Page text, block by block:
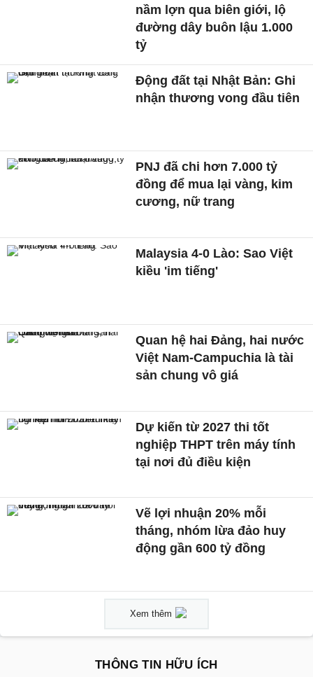
nầm lợn qua biên giới, lộ
đường dây buôn lậu 1.000
tỷ
Động đất tại Nhật Bản: Ghi
nhận thương vong đầu tiên
PNJ đã chi hơn 7.000 tỷ
đồng để mua lại vàng, kim
cương, nữ trang
Malaysia 4-0 Lào: Sao Việt
kiều 'im tiếng'
Quan hệ hai Đảng, hai nước
Việt Nam-Campuchia là tài
sản chung vô giá ​
Dự kiến từ 2027 thi tốt
nghiệp THPT trên máy tính
tại nơi đủ điều kiện
Vẽ lợi nhuận 20% mỗi
tháng, nhóm lừa đảo huy
động gần 600 tỷ đồng
Xem thêm
THÔNG TIN HỮU ÍCH